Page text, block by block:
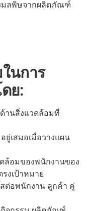
มลพิษจากผลิตภัณฑ์
นการ
ย:
านสิ่งแวดล้อมที่
ยู่เสมอเมื่อวางแผน
ล้อมของพนักงานของ
งเป้าหมาย
ต่อพนักงาน ลูกค้า คู่